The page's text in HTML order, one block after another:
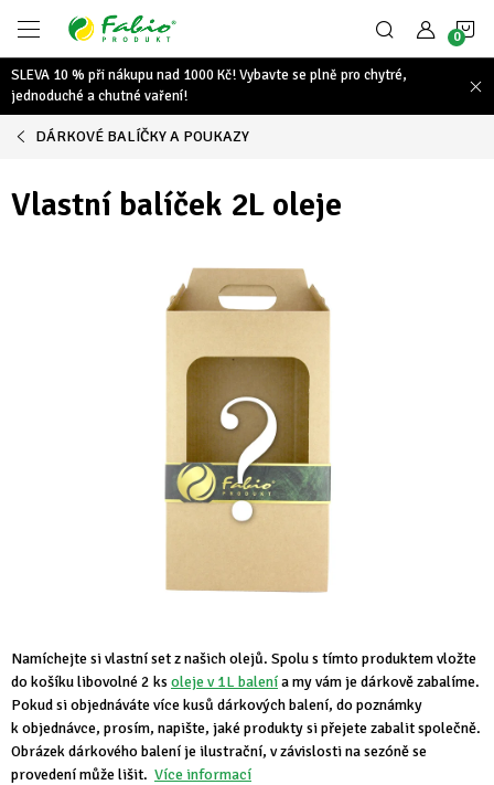
obsah
SLEVA 10 % při nákupu nad 1000 Kč! Vybavte se plně pro chytré,
jednoduché a chutné vaření!
DÁRKOVÉ BALÍČKY A POUKAZY
Vlastní balíček 2L oleje
Namíchejte si vlastní set z našich olejů. Spolu s tímto produktem vložte
do košíku libovolné 2 ks oleje v 1L balenía my vám je dárkově zabalíme.
Pokud si objednáváte více kusů dárkových balení, do poznámky
k objednávce, prosím, napište, jaké produkty si přejete zabalit společně.
Obrázek dárkového balení je ilustrační, v závislosti na sezóně se
provedení může lišit. Více informací